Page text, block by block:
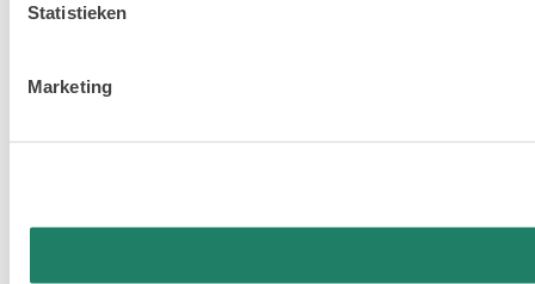
Statistieken
Marketing